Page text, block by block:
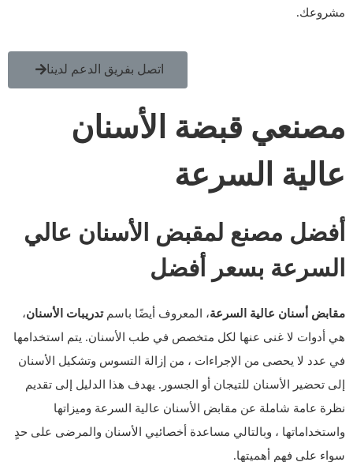
مشروعك.
اتصل بفريق الدعم لدينا
مصنعي قبضة الأسنان
عالية السرعة
أفضل مصنع لمقبض الأسنان عالي
السرعة بسعر أفضل
مقابض أسنان عالية السرعة، المعروف أيضًا باسمتدريبات الأسنان،
هي أدوات لا غنى عنها لكل متخصص في طب الأسنان. يتم استخدامها
في عدد لا يحصى من الإجراءات ، من إزالة التسوس وتشكيل الأسنان
إلى تحضير الأسنان للتيجان أو الجسور. يهدف هذا الدليل إلى تقديم
نظرة عامة شاملة عن مقابض الأسنان عالية السرعة وميزاتها
واستخداماتها ، وبالتالي مساعدة أخصائيي الأسنان والمرضى على حدٍ
سواء على فهم أهميتها.